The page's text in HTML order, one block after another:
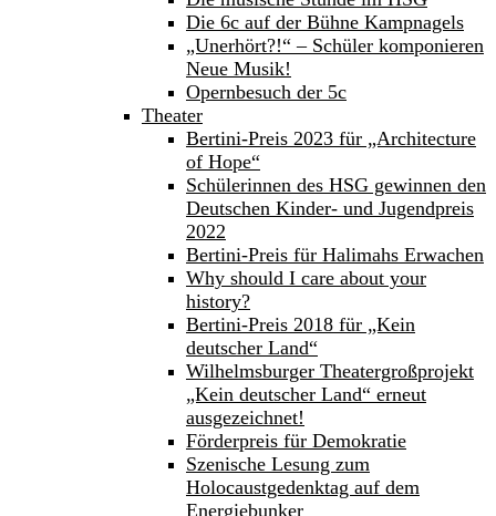
Die 6c auf der Bühne Kampnagels
„Unerhört?!“ – Schüler komponieren
Neue Musik!
Opernbesuch der 5c
Theater
Bertini-Preis 2023 für „Architecture
of Hope“
Schülerinnen des HSG gewinnen den
Deutschen Kinder- und Jugendpreis
2022
Bertini-Preis für Halimahs Erwachen
Why should I care about your
history?
Bertini-Preis 2018 für „Kein
deutscher Land“
Wilhelmsburger Theatergroßprojekt
„Kein deutscher Land“ erneut
ausgezeichnet!
Förderpreis für Demokratie
Szenische Lesung zum
Holocaustgedenktag auf dem
Energiebunker